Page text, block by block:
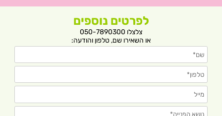
לפרטים נוספים
צלצלו 050-7890300
או השאירו שם, טלפון והודעה: